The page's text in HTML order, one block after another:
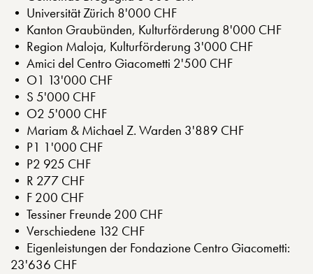
• Universität Zürich 8'000 CHF
• Kanton Graubünden, Kulturförderung 8'000 CHF
• Region Maloja, Kulturförderung 3'000 CHF
• Amici del Centro Giacometti 2'500 CHF
• O1 13'000 CHF
• S 5'000 CHF
• O2 5'000 CHF
• Mariam & Michael Z. Warden 3'889 CHF
• P1 1'000 CHF
• P2 925 CHF
• R 277 CHF
• F 200 CHF
• Tessiner Freunde 200 CHF
• Verschiedene 132 CHF
• Eigenleistungen der Fondazione Centro Giacometti:
23'636 CHF